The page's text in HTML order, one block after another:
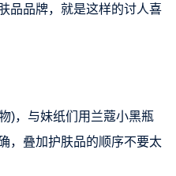
品品牌，就是这样的讨人喜
)，与妹纸们用兰蔻小黑瓶
，叠加护肤品的顺序不要太